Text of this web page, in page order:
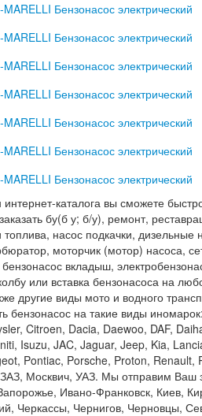
Бензонасос электрический
Бензонасос электрический
Бензонасос электрический
Бензонасос электрический
Бензонасос электрический
Бензонасос электрический
Бензонасос электрический
каталога вы сможете
бу(б у; б/у), ремонт,
насос подкачки,
моторчик (мотор) насоса,
вкладыш,
или вставка бензонасоса на
другие виды мото и водного
бензонасос на такие виды
Citroen, Dacia, Daewoo, DAF,
Isuzu, JAC, Jaguar, Jeep, Kia,
Pontiac, Porsche, Proton,
Москвич, УАЗ. Мы отправим
Ивано-Франковск, Киев,
Черкассы, Чернигов, Черновцы,